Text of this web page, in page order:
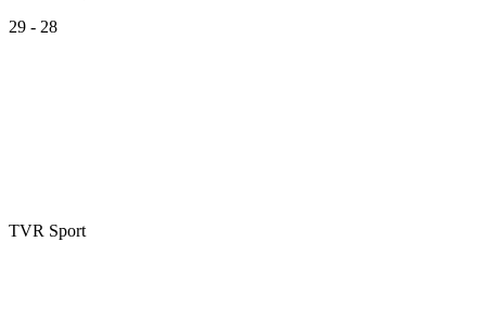
29 - 28
TVR Sport